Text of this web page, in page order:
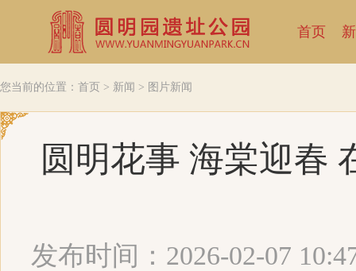
首页
您当前的位置： 首页 > 新闻 > 图片新闻
圆明花事 海棠迎春
发布时间：2026-02-07